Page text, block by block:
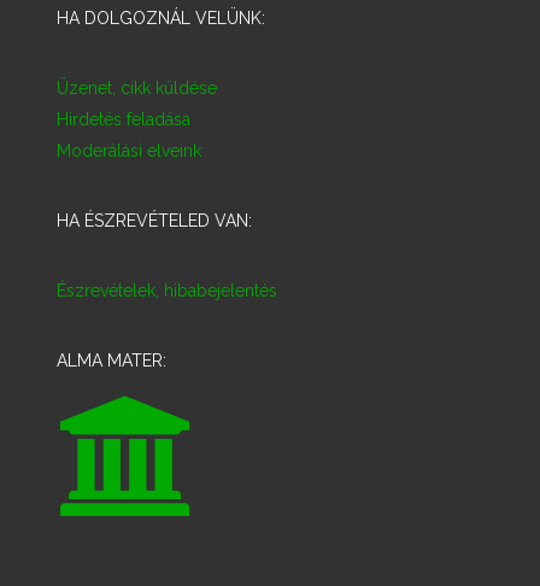
HA DOLGOZNÁL VELÜNK:
Üzenet, cikk küldése
Hirdetés feladása
Moderálási elveink
HA ÉSZREVÉTELED VAN:
Észrevételek, hibabejelentés
ALMA MATER: